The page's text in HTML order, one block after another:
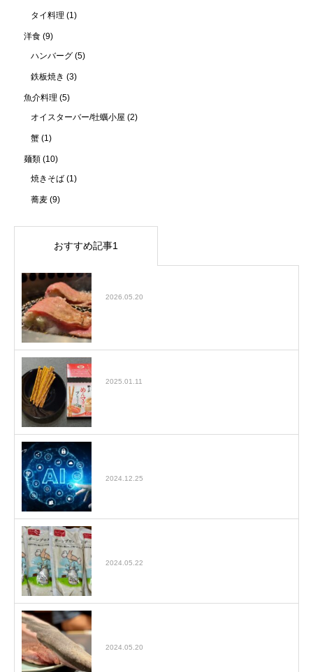
タイ料理 (1)
洋食 (9)
ハンバーグ (5)
鉄板焼き (3)
魚介料理 (5)
オイスターバー/牡蠣小屋 (2)
蟹 (1)
麺類 (10)
焼きそば (1)
蕎麦 (9)
おすすめ記事1
2026.05.20
2025.01.11
2024.12.25
2024.05.22
2024.05.20